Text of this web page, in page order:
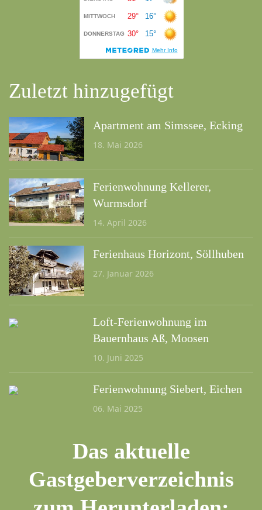
Zuletzt hinzugefügt
Apartment am Simssee, Ecking
18. Mai 2026
Ferienwohnung Kellerer,
Wurmsdorf
14. April 2026
Ferienhaus Horizont, Söllhuben
27. Januar 2026
Loft-Ferienwohnung im
Bauernhaus Aß, Moosen
10. Juni 2025
Ferienwohnung Siebert, Eichen
06. Mai 2025
Das aktuelle
Gastgeberverzeichnis